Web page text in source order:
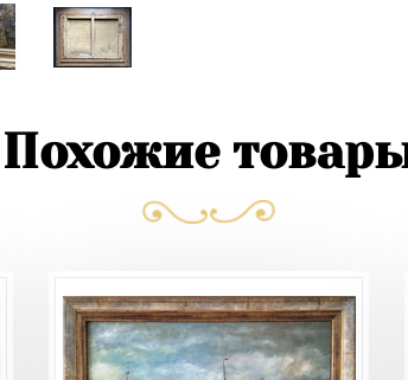
Похожие